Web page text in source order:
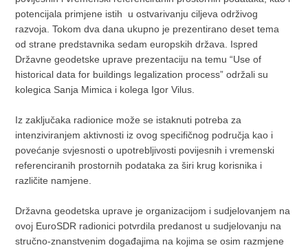
potencijala primjene istih u ostvarivanju ciljeva održivog
razvoja. Tokom dva dana ukupno je prezentirano deset tema
od strane predstavnika sedam europskih država. Ispred
Državne geodetske uprave prezentaciju na temu “Use of
historical data for buildings legalization process” održali su
kolegica Sanja Mimica i kolega Igor Vilus.
Iz zaključaka radionice može se istaknuti potreba za
intenziviranjem aktivnosti iz ovog specifičnog područja kao i
povećanje svjesnosti o upotrebljivosti povijesnih i vremenski
referenciranih prostornih podataka za širi krug korisnika i
različite namjene.
Državna geodetska uprave je organizacijom i sudjelovanjem na
ovoj EuroSDR radionici potvrdila predanost u sudjelovanju na
stručno-znanstvenim događajima na kojima se osim razmjene